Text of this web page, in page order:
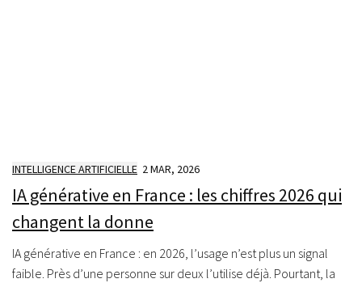
INTELLIGENCE ARTIFICIELLE 2 MAR, 2026
IA générative en France : les chiffres 2026 qui
changent la donne
IA générative en France : en 2026, l’usage n’est plus un signal
faible. Près d’une personne sur deux l’utilise déjà. Pourtant, la